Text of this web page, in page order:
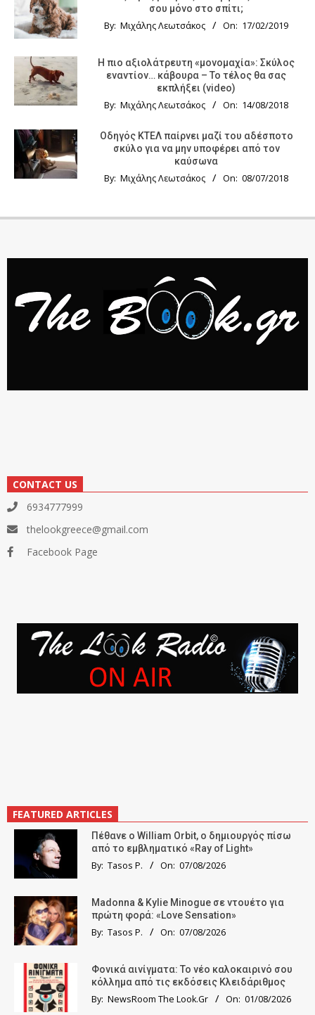
σου μόνο στο σπίτι;
By: Μιχάλης Λεωτσάκος On: 17/02/2019
Η πιο αξιολάτρευτη «μονομαχία»: Σκύλος
εναντίον… κάβουρα – Το τέλος θα σας
εκπλήξει (video)
By: Μιχάλης Λεωτσάκος On: 14/08/2018
Οδηγός KTΕΛ παίρνει μαζί του αδέσποτο
σκύλο για να μην υποφέρει από τον
καύσωνα
By: Μιχάλης Λεωτσάκος On: 08/07/2018
CONTACT US
6934777999
thelookgreece@gmail.com
Facebook Page
FEATURED ARTICLES
Πέθανε ο William Orbit, ο δημιουργός πίσω
από το εμβληματικό «Ray of Light»
By: Tasos P. On: 07/08/2026
Madonna & Kylie Minogue σε ντουέτο για
πρώτη φορά: «Love Sensation»
By: Tasos P. On: 07/08/2026
Φονικά αινίγματα: Το νέο καλοκαιρινό σου
κόλλημα από τις εκδόσεις Κλειδάριθμος
By: NewsRoom The Look.Gr On: 01/08/2026